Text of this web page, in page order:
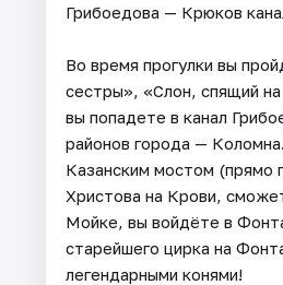
Грибоедова — Крюков
Во время прогулки вы
сестры», «Слон, спящий
вы попадете в канал
районов города —
Казанским мостом (прямо
Христова на Крови,
Мойке, вы войдёте в
старейшего цирка на
легендарными конями!